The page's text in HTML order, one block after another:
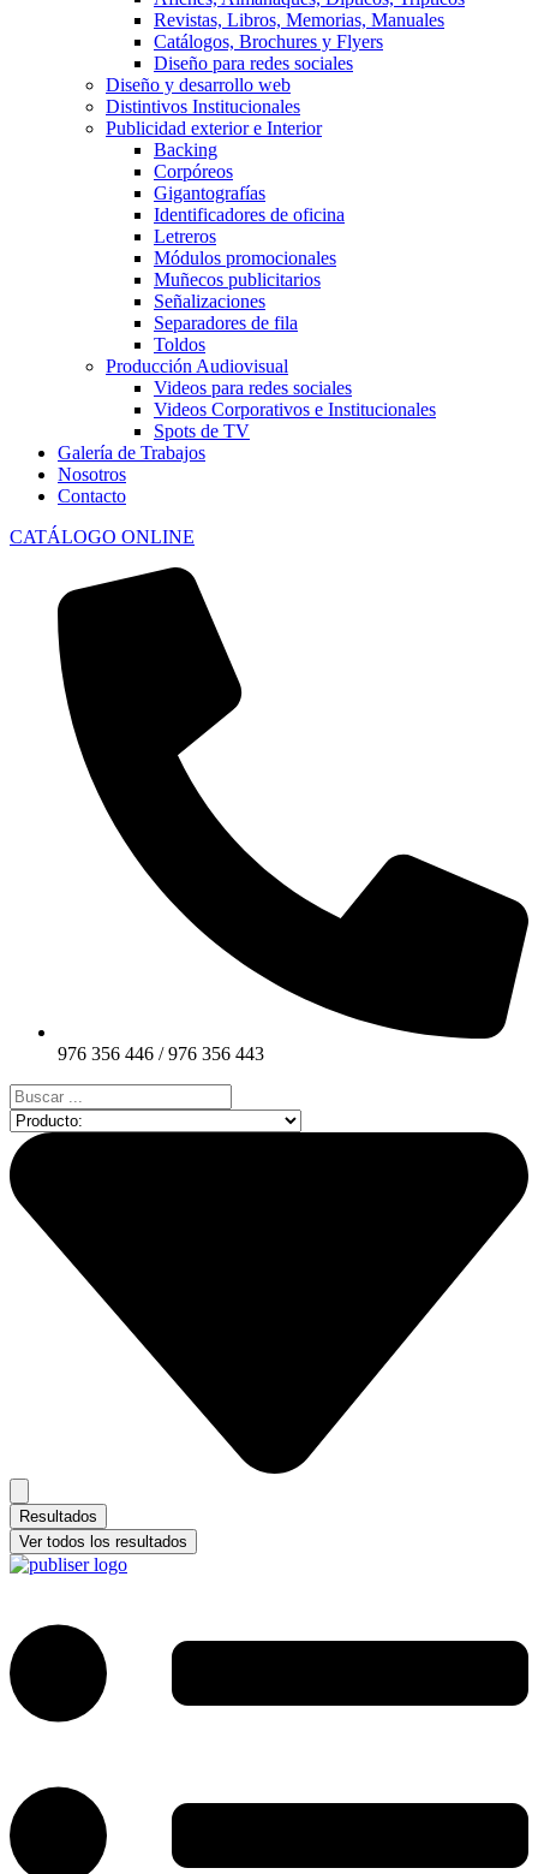
Revistas, Libros, Memorias, Manuales
Catálogos, Brochures y Flyers
Diseño para redes sociales
Diseño y desarrollo web
Distintivos Institucionales
Publicidad exterior e Interior
Backing
Corpóreos
Gigantografías
Identificadores de oficina
Letreros
Módulos promocionales
Muñecos publicitarios
Señalizaciones
Separadores de fila
Toldos
Producción Audiovisual
Videos para redes sociales
Videos Corporativos e Institucionales
Spots de TV
Galería de Trabajos
Nosotros
Contacto
CATÁLOGO ONLINE
976 356 446 / 976 356 443
Search
...
Resultados
Ver todos los resultados